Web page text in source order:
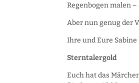
Regenbogen malen
Aber nun genug der
Ihre und Eure Sabine
Sterntalergold
Euch hat das